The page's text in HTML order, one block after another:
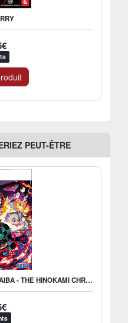
PEUT-ÊTRE
DEMON SLAYER : KIMETSU NO YAIBA - THE HINOKAMI CHRONICLES